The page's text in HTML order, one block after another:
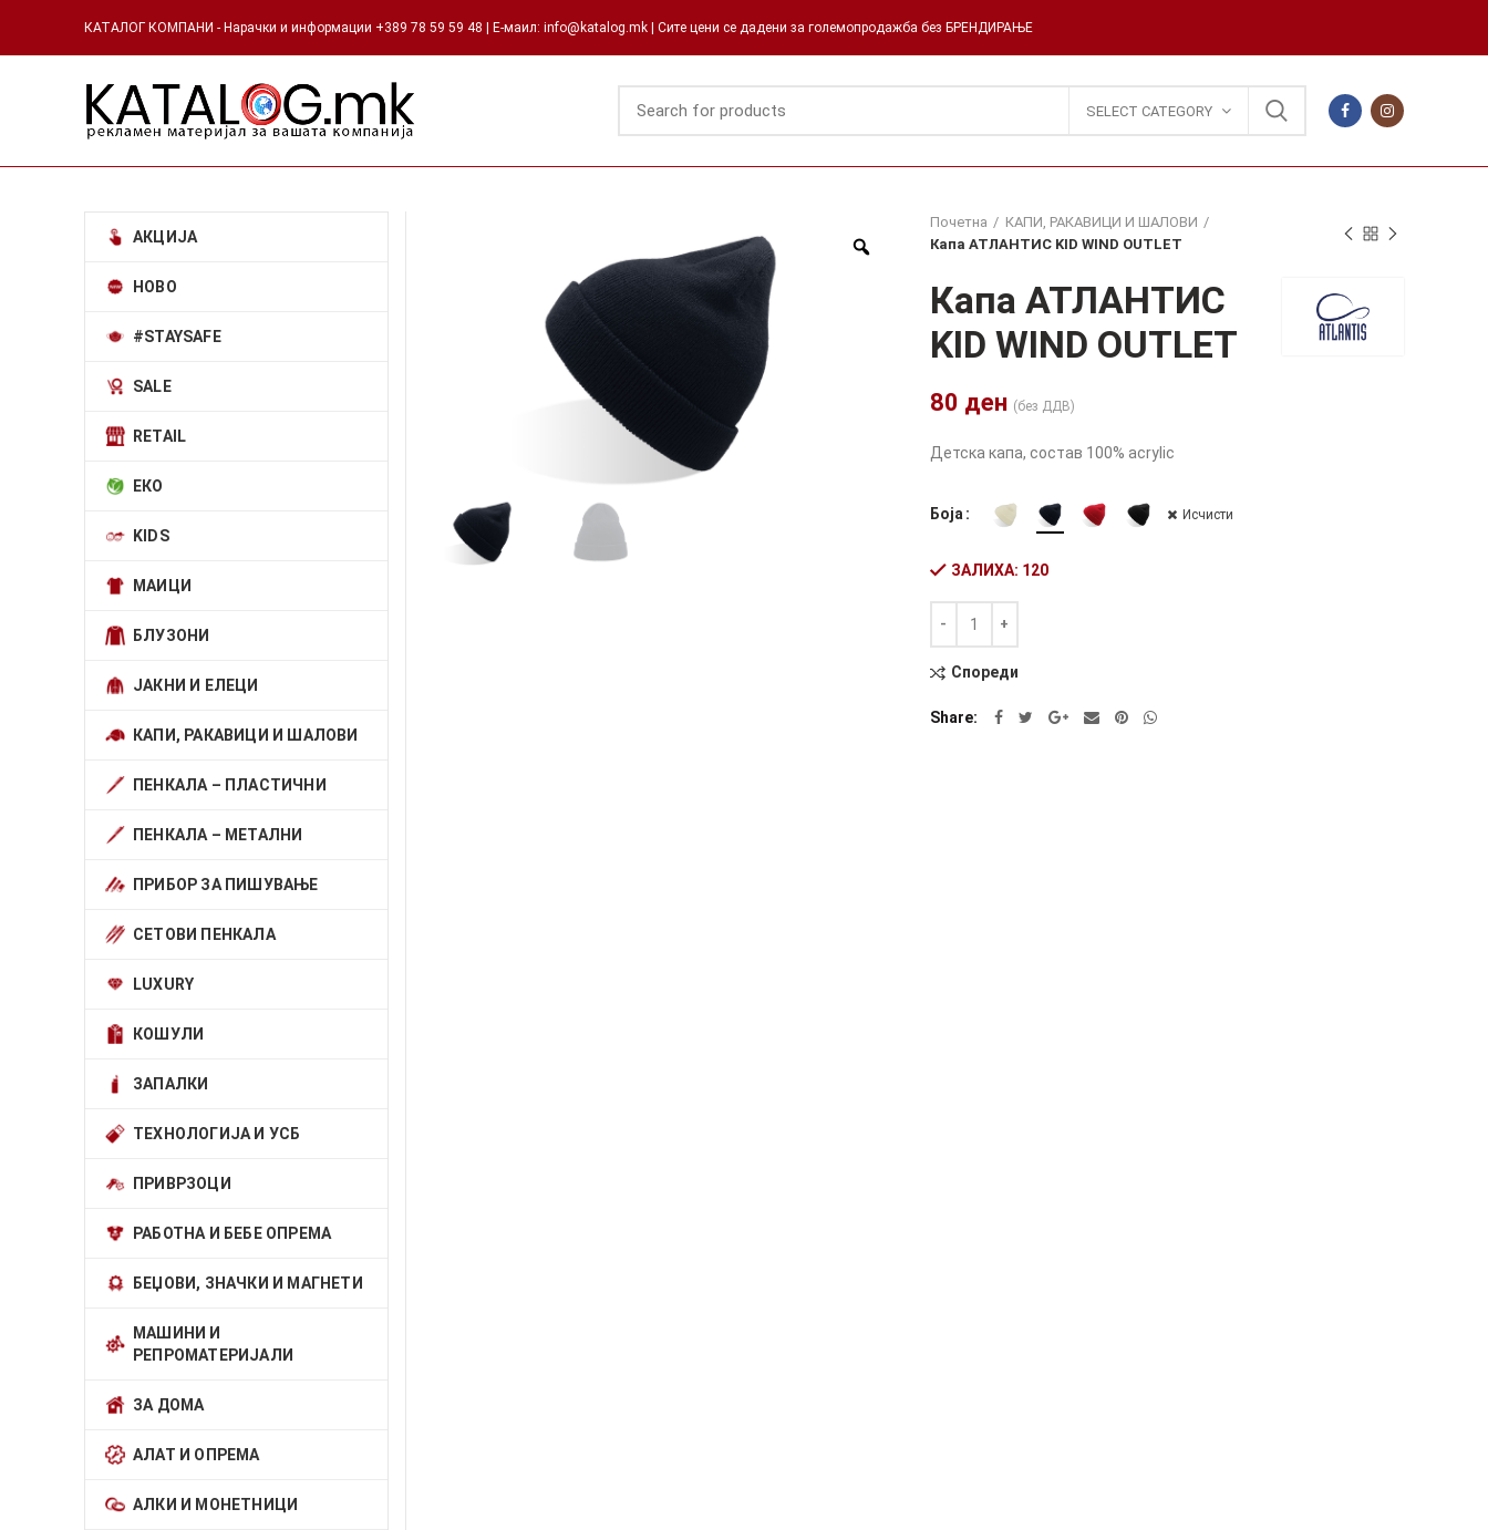
КАТАЛОГ КОМПАНИ - Нарачки и информации +389 78 59 59 48 | Е-маил: info@katalog.mk | Сите цени се дадени за големопродажба без БРЕНДИРАЊЕ
SELECT CATEGORY
Почетна
КАПИ, РАКАВИЦИ И ШАЛОВИ
Капа АТЛАНТИС KID WIND OUTLET
Капа АТЛАНТИС
KID WIND OUTLET
80 ден (без ДДВ)
Детска капа, состав 100% acrylic
Боја Исчисти
ЗАЛИХА: 120
Alternative:
Спореди
Share
АКЦИЈА
НОВО
#STAYSAFE
SALE
RETAIL
ЕКО
KIDS
МАИЦИ
БЛУЗОНИ
ЈАКНИ И ЕЛЕЦИ
КАПИ, РАКАВИЦИ И ШАЛОВИ
ПЕНКАЛА – ПЛАСТИЧНИ
ПЕНКАЛА – МЕТАЛНИ
ПРИБОР ЗА ПИШУВАЊЕ
СЕТОВИ ПЕНКАЛА
LUXURY
КОШУЛИ
ЗАПАЛКИ
ТЕХНОЛОГИЈА И УСБ
ПРИВРЗОЦИ
РАБОТНА И БЕБЕ ОПРЕМА
БЕЏОВИ, ЗНАЧКИ И МАГНЕТИ
МАШИНИ И
РЕПРОМАТЕРИЈАЛИ
ЗА ДОМА
АЛАТ И ОПРЕМА
АЛКИ И МОНЕТНИЦИ